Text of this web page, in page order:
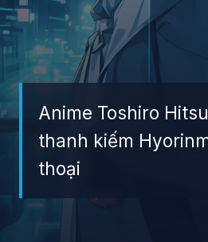
Anime Toshiro
thanh kiếm
thoại